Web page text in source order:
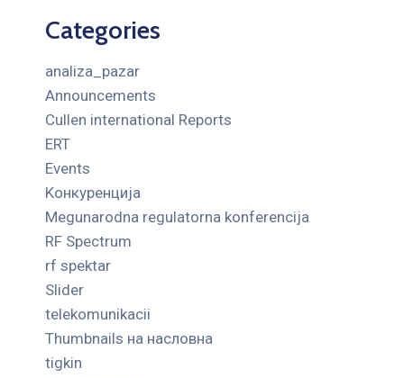
Categories
analiza_pazar
Announcements
Cullen international Reports
ERT
Events
Kонкуренција
Megunarodna regulatorna konferencija
RF Spectrum
rf spektar
Slider
telekomunikacii
Thumbnails на насловна
tigkin